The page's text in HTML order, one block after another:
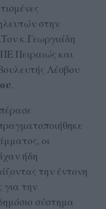
στην
κ.Γεωργιάδη
Πειραιώς και
Λέσβου
.
οι
ήδη
την έντονη
για την
σύστημα